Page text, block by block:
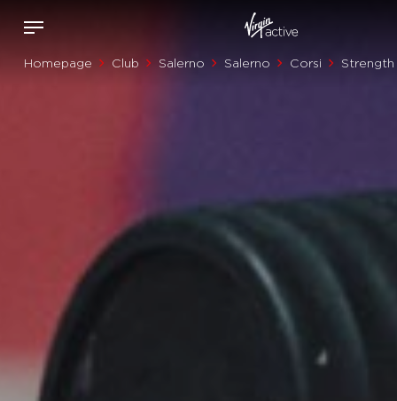
Homepage Club Salerno Salerno Corsi Strength